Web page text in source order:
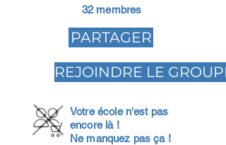
32 membres
PARTAGER
REJOINDRE LE GROUPE
Votre école n'est pas
encore là !
Ne manquez pas ça !